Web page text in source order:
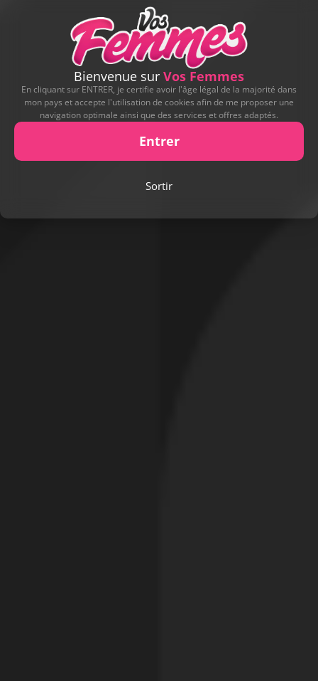
Bienvenue sur Vos Femmes
En cliquant sur ENTRER, je certifie avoir l'âge légal de la majorité dans
mon pays et accepte l'utilisation de cookies afin de me proposer une
navigation optimale ainsi que des services et offres adaptés.
Entrer
Sortir